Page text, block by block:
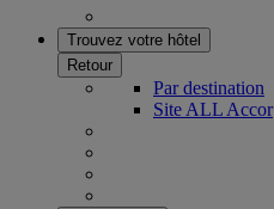
Trouvez votre hôtel
Retour
Par destination
Site ALL Accor